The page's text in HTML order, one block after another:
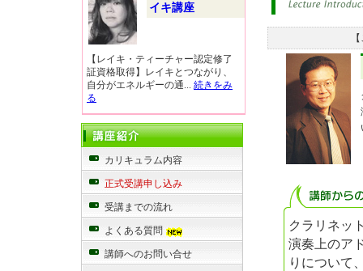
イキ講座
【レイキ・ティーチャー認定修了
証資格取得】レイキとつながり、
自分がエネルギーの通... 続きをみ
る
カリキュラム内容
正式受講申し込み
受講までの流れ
よくある質問
講師へのお問い合せ
クラリネッ
演奏上のア
りについて